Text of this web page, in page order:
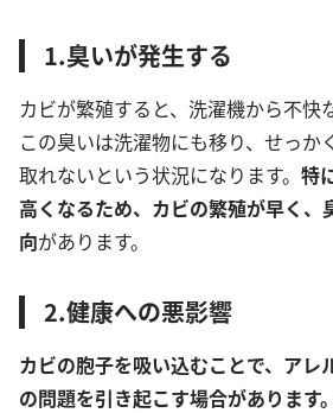
1.臭いが発生する
カビが繁殖すると、洗濯機から不快
この臭いは洗濯物にも移り、せっか
取れないという状況になります。 特
高くなるため、カビの繁殖が早く、
向があります。
2.健康への悪影響
カビの胞子を吸い込むことで、アレ
の問題を引き起こす場合があります。